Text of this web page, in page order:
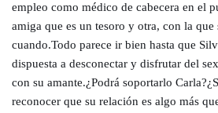
empleo como médico de cabecera en el
amiga que es un tesoro y otra, con la que
cuando.Todo parece ir bien hasta que
dispuesta a desconectar y disfrutar del
con su amante.¿Podrá soportarlo
reconocer que su relación es algo más